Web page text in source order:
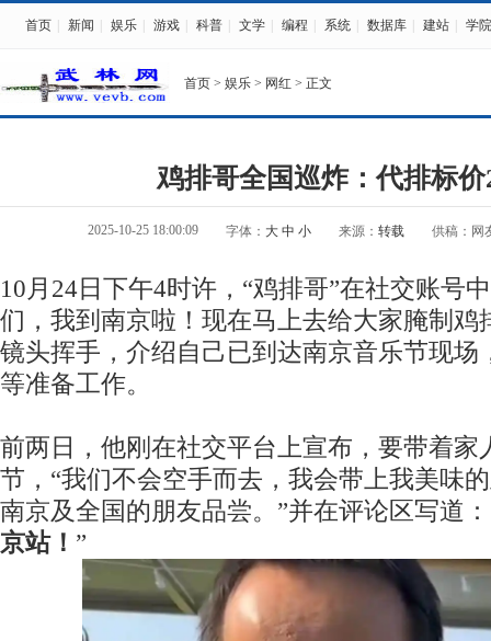
首页 新闻 娱乐 游戏 科普 文学 编程 系统 数据库 建站 学院
首页 > 娱乐 > 网红 > 正文
鸡排哥全国巡炸：代排标价
2025-10-25 18:00:09 字体： 大 中 小 来源： 转载 供稿：网
10月24日下午4时许，“鸡排哥”在社交账号
们，我到南京啦！现在马上去给大家腌制鸡
镜头挥手，介绍自己已到达南京音乐节现场
等准备工作。
前两日，他刚在社交平台上宣布，要带着家
节，“我们不会空手而去，我会带上我美味
南京及全国的朋友品尝。”并在评论区写道
京站！ ”